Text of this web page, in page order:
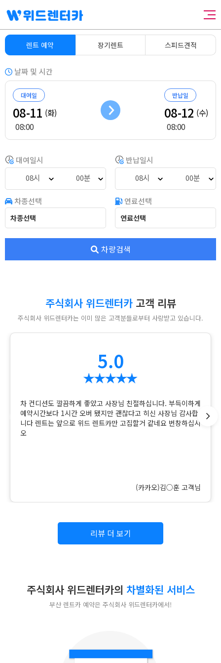
렌트 예약 장기렌트 스피드견적
날짜 및 시간
대여일
08-11 (화)
08:00
반납일
08-12 (수)
08:00
대여일시
08시
00분
반납일시
08시
00분
차종선택
차종선택
연료선택
연료선택
차량검색
주식회사 위드렌터카고객 리뷰
주식회사 위드렌터카는 이미 많은 고객분들로부터 사랑받고 있습니다.
5.0
차 컨디션도 깔끔하게 좋았고 사장님 친절하십니다. 부득이하게
예약시간보다 1시간 오버 됐지만 괜찮다고 히신 사장님 감사합
니다 렌트는 앞으로 위드 렌트카만 고집할거 같네요 번창하십시
오
(카카오)김○훈 고객님
리뷰 더 보기
주식회사 위드렌터카의 차별화된 서비스
부산 렌트카 예약은 주식회사 위드렌터카에서!